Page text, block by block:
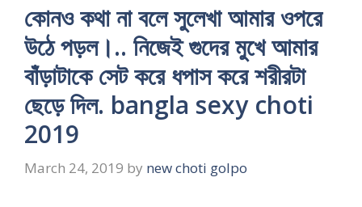
কোনও কথা না বলে সুলেখা আমার ওপরে
উঠে পড়ল।.. নিজেই গুদের মুখে আমার
বাঁড়াটাকে সেট করে ধপাস করে শরীরটা
ছেড়ে দিল. bangla sexy choti
2019
March 24, 2019 by new choti golpo